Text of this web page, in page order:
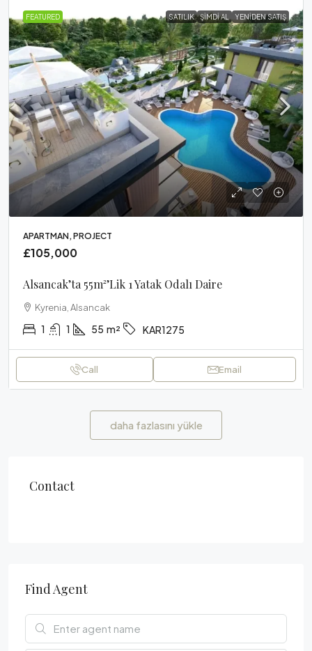
FEATURED SATILIK ŞIMDI AL YENIDEN SATIŞ
APARTMAN, PROJECT
£105,000
Alsancak’ta 55m²’lik 1 Yatak Odalı Daire
Kyrenia, Alsancak
1 1 55 m² KAR1275
Call Email
daha fazlasını yükle
Contact
Find Agent